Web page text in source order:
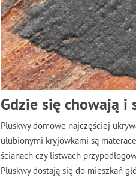
Gdzie się chowają i
Pluskwy domowe najczęściej
ulubionymi kryjówkami są
ścianach czy listwach
Pluskwy dostają się do mieszkań